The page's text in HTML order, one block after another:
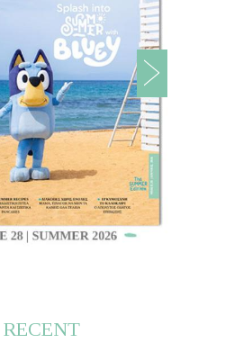
RECENT